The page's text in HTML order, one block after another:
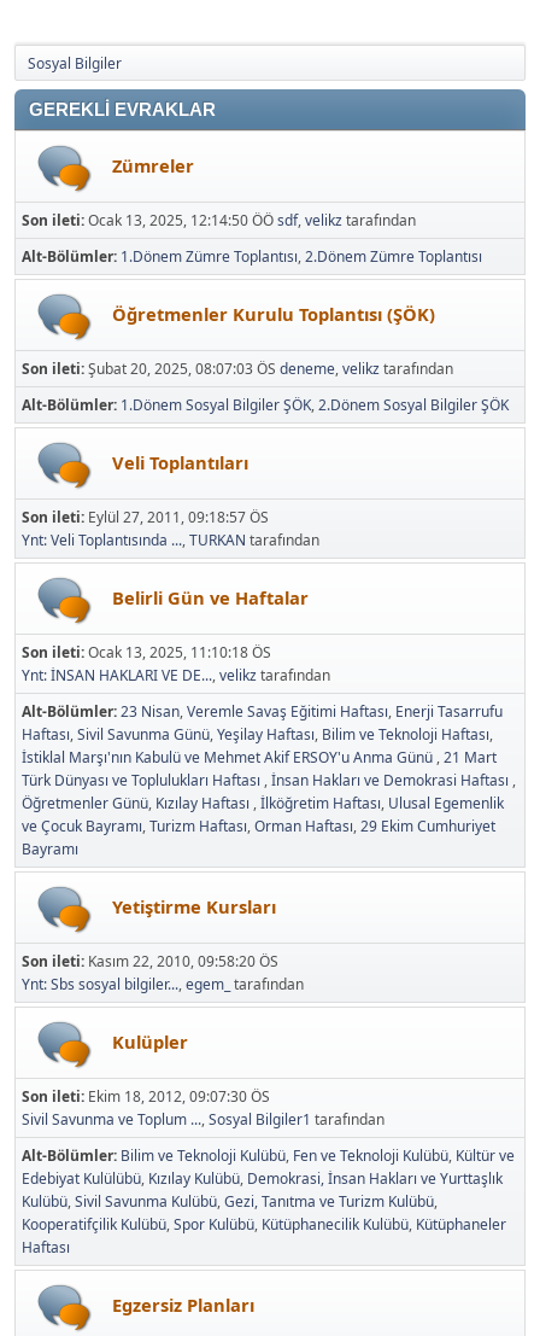
Sosyal Bilgiler
GEREKLİ EVRAKLAR
Zümreler
Son ileti:Ocak 13, 2025, 12:14:50 ÖÖsdf,velikztarafından
Alt-Bölümler 1.Dönem Zümre Toplantısı 2.Dönem Zümre Toplantısı
Öğretmenler Kurulu Toplantısı (ŞÖK)
Son ileti:Şubat 20, 2025, 08:07:03 ÖS deneme,velikztarafından
Alt-Bölümler 1.Dönem Sosyal Bilgiler ŞÖK 2.Dönem Sosyal Bilgiler ŞÖK
Veli Toplantıları
Son ileti: Eylül 27, 2011, 09:18:57 ÖS
Ynt: Veli Toplantısında ...,TURKAN tarafından
Belirli Gün ve Haftalar
Son ileti:Ocak 13, 2025, 11:10:18 ÖS
Ynt: İNSAN HAKLARI VE DE...,velikztarafından
Alt-Bölümler 23 Nisan Veremle Savaş Eğitimi Haftası Enerji Tasarrufu
Haftası Sivil Savunma Günü Yeşilay Haftası Bilim ve Teknoloji Haftası
İstiklal Marşı'nın Kabulü ve Mehmet Akif ERSOY'u Anma Günü 21 Mart
Türk Dünyası ve Toplulukları Haftası İnsan Hakları ve Demokrasi Haftası
Öğretmenler Günü Kızılay Haftası İlköğretim Haftası Ulusal Egemenlik
ve Çocuk Bayramı Turizm Haftası Orman Haftası 29 Ekim Cumhuriyet
Bayramı
Yetiştirme Kursları
Son ileti: Kasım 22, 2010, 09:58:20 ÖS
Ynt: Sbs sosyal bilgiler...,egem_ tarafından
Kulüpler
Son ileti: Ekim 18, 2012, 09:07:30 ÖS
Sivil Savunma ve Toplum ...,Sosyal Bilgiler1 tarafından
Alt-Bölümler Bilim ve Teknoloji Kulübü Fen ve Teknoloji Kulübü Kültür ve
Edebiyat Kulülübü Kızılay Kulübü Demokrasi, İnsan Hakları ve Yurttaşlık
Kulübü Sivil Savunma Kulübü Gezi, Tanıtma ve Turizm Kulübü
Kooperatifçilik Kulübü Spor Kulübü Kütüphanecilik Kulübü Kütüphaneler
Haftası
Egzersiz Planları